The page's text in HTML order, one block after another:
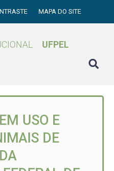
MAPA DO SITE
UFPEL
USO E
DE